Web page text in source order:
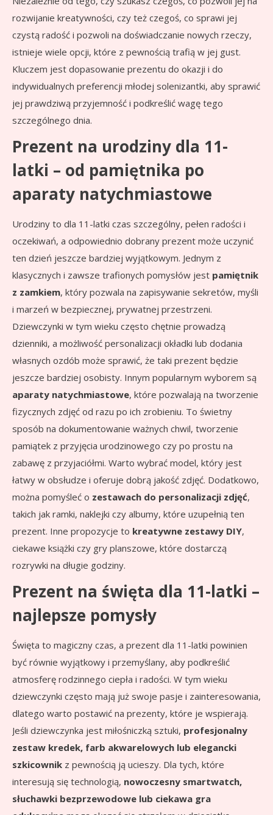
rozwijanie kreatywności, czy też czegoś, co sprawi jej
czystą radość i pozwoli na doświadczanie nowych rzeczy,
istnieje wiele opcji, które z pewnością trafią w jej gust.
Kluczem jest dopasowanie prezentu do okazji i do
indywidualnych preferencji młodej solenizantki, aby sprawić
jej prawdziwą przyjemność i podkreślić wagę tego
szczególnego dnia.
Prezent na urodziny dla 11-
latki – od pamiętnika po
aparaty natychmiastowe
Urodziny to dla 11-latki czas szczególny, pełen radości i
oczekiwań, a odpowiednio dobrany prezent może uczynić
ten dzień jeszcze bardziej wyjątkowym. Jednym z
klasycznych i zawsze trafionych pomysłów jest pamiętnik
z zamkiem, który pozwala na zapisywanie sekretów, myśli
i marzeń w bezpiecznej, prywatnej przestrzeni.
Dziewczynki w tym wieku często chętnie prowadzą
dzienniki, a możliwość personalizacji okładki lub dodania
własnych ozdób może sprawić, że taki prezent będzie
jeszcze bardziej osobisty. Innym popularnym wyborem są
aparaty natychmiastowe, które pozwalają na tworzenie
fizycznych zdjęć od razu po ich zrobieniu. To świetny
sposób na dokumentowanie ważnych chwil, tworzenie
pamiątek z przyjęcia urodzinowego czy po prostu na
zabawę z przyjaciółmi. Warto wybrać model, który jest
łatwy w obsłudze i oferuje dobrą jakość zdjęć. Dodatkowo,
można pomyśleć o zestawach do personalizacji zdjęć,
takich jak ramki, naklejki czy albumy, które uzupełnią ten
prezent. Inne propozycje to kreatywne zestawy DIY,
ciekawe książki czy gry planszowe, które dostarczą
rozrywki na długie godziny.
Prezent na święta dla 11-latki –
najlepsze pomysły
Święta to magiczny czas, a prezent dla 11-latki powinien
być równie wyjątkowy i przemyślany, aby podkreślić
atmosferę rodzinnego ciepła i radości. W tym wieku
dziewczynki często mają już swoje pasje i zainteresowania,
dlatego warto postawić na prezenty, które je wspierają.
Jeśli dziewczynka jest miłośniczką sztuki, profesjonalny
zestaw kredek, farb akwarelowych lub elegancki
szkicownik z pewnością ją ucieszy. Dla tych, które
interesują się technologią, nowoczesny smartwatch,
słuchawki bezprzewodowe lub ciekawa gra